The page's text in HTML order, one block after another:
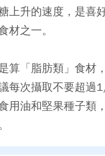
上升的速度，是喜
材之一。
算「脂肪類」食材
每次攝取不要超過
用油和堅果種子類